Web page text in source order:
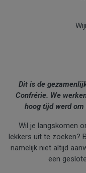
Dit is de
Confrérie. We
hoog tijd werd om
Wil je langskomen
lekkers uit te zoeken?
namelijk niet altijd
een